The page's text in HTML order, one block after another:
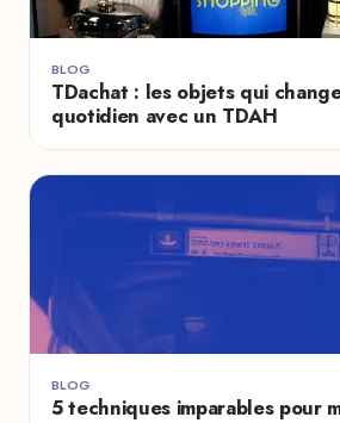
BLOG
TDachat : les objets qui
quotidien avec un TDAH
BLOG
5 techniques imparables pour